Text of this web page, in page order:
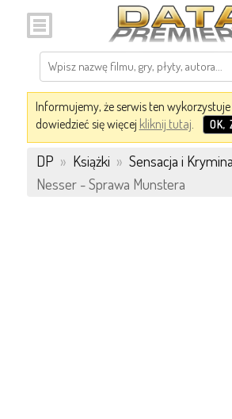
Informujemy, że serwis ten
dowiedzieć się więcej kliknij tutaj. OK,
DP » Książki » Sensacja i
Nesser - Sprawa Munstera